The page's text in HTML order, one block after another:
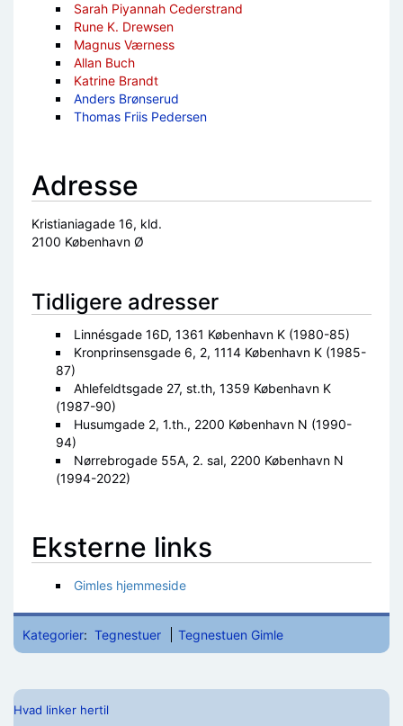
Sarah Piyannah Cederstrand
Rune K. Drewsen
Magnus Værness
Allan Buch
Katrine Brandt
Anders Brønserud
Thomas Friis Pedersen
Adresse
Kristianiagade 16, kld.
2100 København Ø
Tidligere adresser
Linnésgade 16D, 1361 København K (1980-85)
Kronprinsensgade 6, 2, 1114 København K (1985-
87)
Ahlefeldtsgade 27, st.th, 1359 København K
(1987-90)
Husumgade 2, 1.th., 2200 København N (1990-
94)
Nørrebrogade 55A, 2. sal, 2200 København N
(1994-2022)
Eksterne links
Gimles hjemmeside
Kategorier: Tegnestuer Tegnestuen Gimle
Hvad linker hertil